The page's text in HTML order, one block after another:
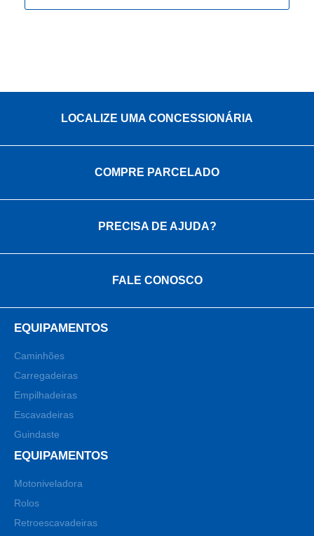
LOCALIZE UMA CONCESSIONÁRIA
COMPRE PARCELADO
PRECISA DE AJUDA?
FALE CONOSCO
EQUIPAMENTOS
Caminhões
Carregadeiras
Empilhadeiras
Escavadeiras
Guindaste
EQUIPAMENTOS
Motoniveladora
Rolos
Retroescavadeiras